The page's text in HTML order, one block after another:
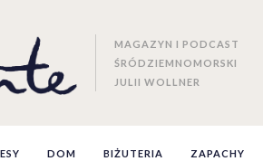
MAGAZYN I PODCAST
ŚRÓDZIEMNOMORSKI
JULII WOLLNER
DOM BIŻUTERIA ZAPACHY